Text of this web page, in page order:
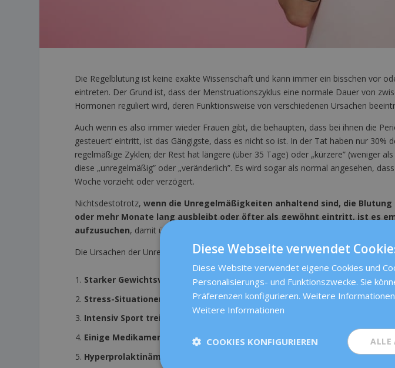
Die Regelblutung ist keine exakte Wissenschaft und kann immer ein bisschen vor
eintreten. Der Grund ist, dass der Menstruationszyklus eine normale Dauer von
Hormonen reguliert wird, deren Funktionsweise von verschiedenen Ursachen
Auch wenn es also immer wieder Frauen gibt, die behaupten, dass bei ihnen die
gesteuert‘ eintritt, ist das Gängigste, dass es nicht so ist. In der Tat haben nur 30%
regelmäßige Zyklen; der Rest hat längere (über 35 Tage) oder „kürzere” (weniger
diese „unregelmäßig” oder „veränderlich”. Es wird sogar als normal angesehen,
Woche vorzieht oder verzögert.
Nichtsdestotrotz,wenn die Unregelmäßigkeiten anhaltend sind, die
oder mehr Monate lang ausbleibt oder öfter als gewöhnt eintritt, ist es
aufzusuchen, damit überprüft wird, ob alles gut läuft.
Die Ursachen der Unregelmäßigkeiten können unterschiedlich sein:
Starker Gewichtsverlust
(10-15%).
Stress-Situationen.
Intensiv Sport treiben.
Einige Medikamente.
Hyperprolaktinämie.
Diese Webseite verwendet
Diese Website verwendet eigene Cookies und
Personalisierungs- und Funktionszwecke. Sie
Präferenzen konfigurieren. Weitere
Weitere Informationen
ALLE
COOKIES KONFIGURIEREN